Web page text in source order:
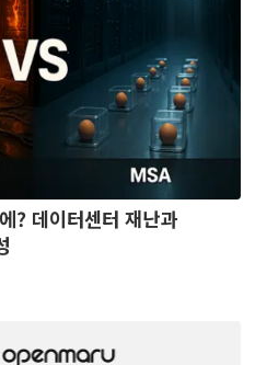
? 데이터센터 재난과